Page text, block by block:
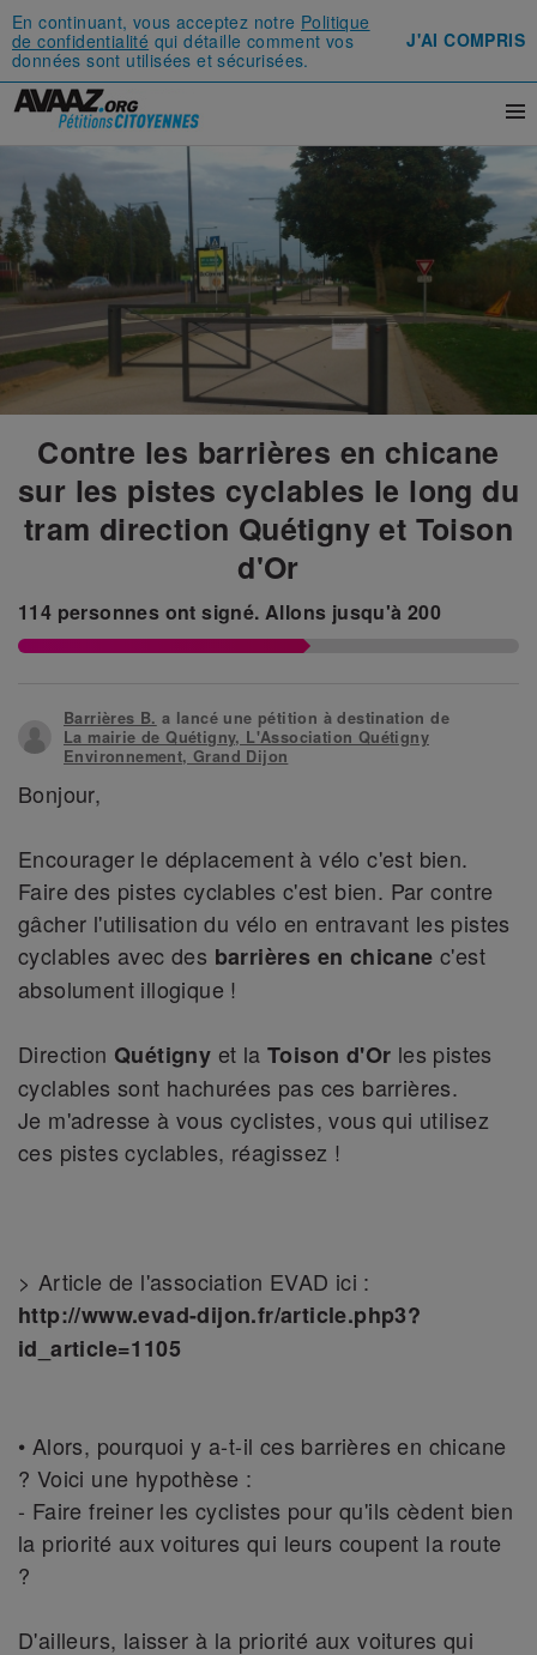
En continuant, vous acceptez notre Politique
de confidentialité qui détaille comment vos
données sont utilisées et sécurisées.
J'AI COMPRIS
Contre les barrières en chicane
sur les pistes cyclables le long du
tram direction Quétigny et Toison
d'Or
114 personnes ont signé.Allons jusqu'à200
Barrières B. a lancé une pétition à destination de
La mairie de Quétigny, L'Association Quétigny
Environnement, Grand Dijon
Bonjour,
Encourager le déplacement à vélo c'est bien.
Faire des pistes cyclables c'est bien. Par contre
gâcher l'utilisation du vélo en entravant les pistes
cyclables avec des barrières en chicane c'est
absolument illogique !
Direction Quétigny et laToison d'Or les pistes
cyclables sont hachurées pas ces barrières.
Je m'adresse à vous cyclistes, vous qui utilisez
ces pistes cyclables, réagissez !
> Article de l'association EVAD ici :
http://www.evad-dijon.fr/article.php3?
id_article=1105
• Alors, pourquoi y a-t-il ces barrières en chicane
? Voici une hypothèse :
- Faire freiner les cyclistes pour qu'ils cèdent bien
la priorité aux voitures qui leurs coupent la route
?
D'ailleurs, laisser à la priorité aux voitures qui